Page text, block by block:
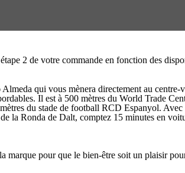
2 de votre commande en fonction des
qui vous mènera directement au centre-
Il est à 500 mètres du World Trade
du stade de football RCD Espanyol.
la Ronda de Dalt, comptez 15 minutes en
marque pour que le bien-être soit un plaisir